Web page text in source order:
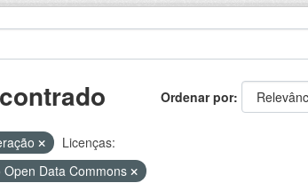
Ordenar por
Licenças:
Data Commons